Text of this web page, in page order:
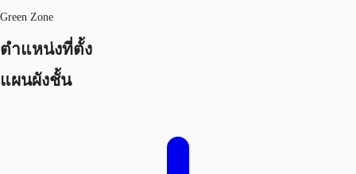
Green Zone
ตำแหน่งที่ตั้ง
แผนผังชั้น